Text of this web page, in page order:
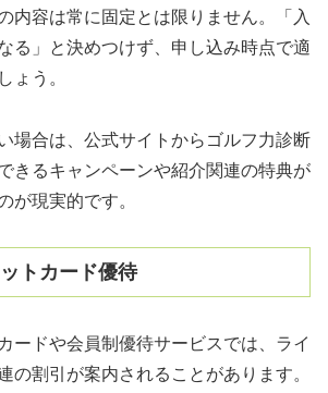
内容は常に固定とは限りません。「入
る」と決めつけず、申し込み時点で適
ょう。
場合は、公式サイトからゴルフ力診断
きるキャンペーンや紹介関連の特典が
が現実的です。
トカード優待
ードや会員制優待サービスでは、ライ
の割引が案内されることがあります。